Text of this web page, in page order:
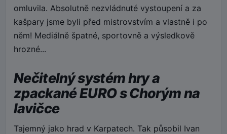
omluvila. Absolutně nezvládnuté vystoupení a za
kašpary jsme byli před mistrovstvím a vlastně i po
něm! Mediálně špatné, sportovně a výsledkově
hrozné...
Nečitelný systém hry a
zpackané EURO s Chorým na
lavičce
Tajemný jako hrad v Karpatech. Tak působil Ivan